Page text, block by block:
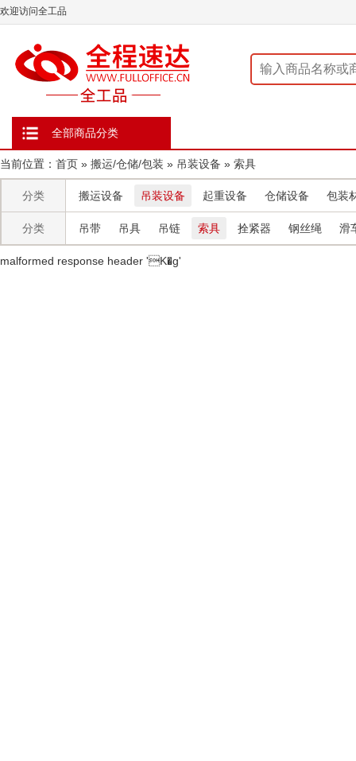
欢迎访问全工品
全部商品分类
当前位置： 首页 » 搬运/仓储/包装 » 吊装设备 » 索具
分类 搬运设备 吊装设备 起重设备 仓储设备 包装
分类 吊带 吊具 吊链 索具 拴紧器 钢丝绳 滑
malformed response header ' K�g'